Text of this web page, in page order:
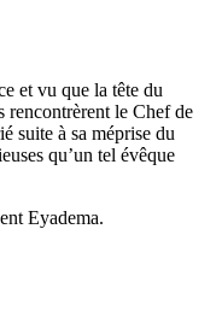
et vu que la tête du
rencontrèrent le Chef de
suite à sa méprise du
qu’un tel évêque
Eyadema.